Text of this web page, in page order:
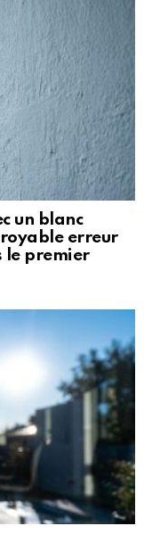
un blanc
erreur
le premier